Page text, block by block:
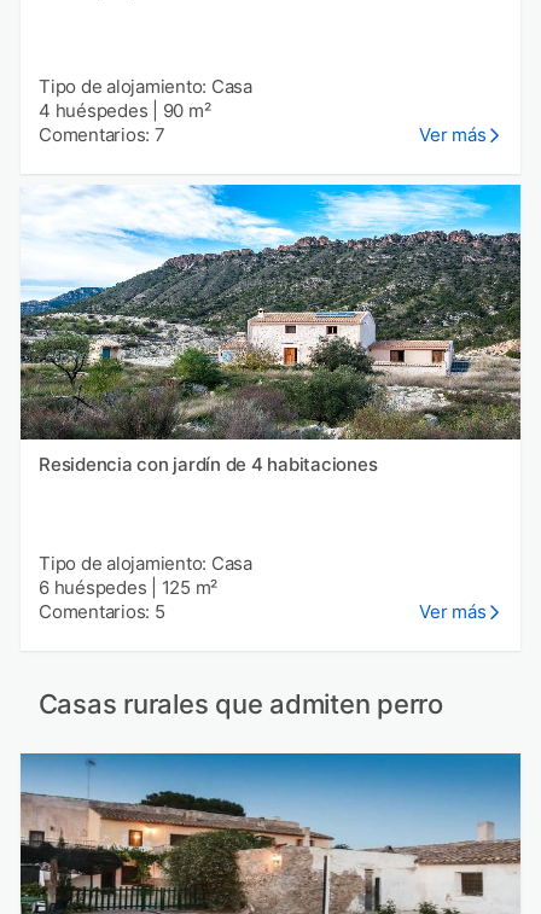
Tipo de alojamiento: Casa
4 huéspedes
90 m²
Comentarios: 7
Ver más
Residencia con jardín de 4 habitaciones
Tipo de alojamiento: Casa
6 huéspedes
125 m²
Comentarios: 5
Ver más
Casas rurales que admiten perro